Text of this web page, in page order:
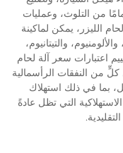
من التلوث، وعمليات
الليزر، يمكن لماكينة
والتيتانيوم،
اعتبارات سعر آلة لحام
كلٍّ من النفقات الرأسمالية
بما في ذلك استهلاك
التي تظل عادةً